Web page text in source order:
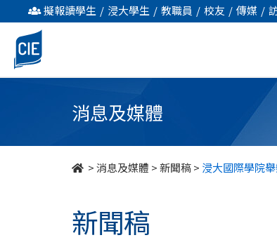
浸
大
國
擬報讀學生 / 浸大學生 / 教職員 / 校友 / 傳媒 /
消息及媒體
>消息及媒體 >新聞稿> 浸大國際學院
新聞稿